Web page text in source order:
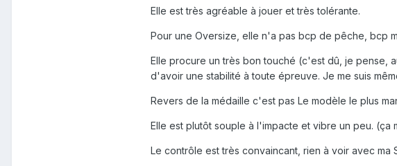
Elle est très agréable à jouer et très tolérante.
Pour une Oversize, elle n'a pas bcp de pêche, bcp
Elle procure un très bon touché (c'est dû, je pense,
d'avoir une stabilité à toute épreuve. Je me suis
Revers de la médaille c'est pas Le modèle le plus
Elle est plutôt souple à l'impacte et vibre un peu. (ça
Le contrôle est très convaincant, rien à voir avec